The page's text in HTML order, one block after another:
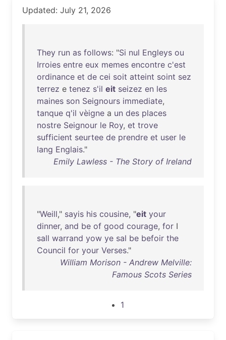
Updated: July 21, 2026
They run as follows: "Si nul Engleys ou
Irroies entre eux memes encontre c'est
ordinance et de cei soit atteint soint sez
terrez e tenez s'il eit seizez en les
maines son Seignours immediate,
tanque q'il vèigne a un des places
nostre Seignour le Roy, et trove
sufficient seurtee de prendre et user le
lang Englais."
Emily Lawless - The Story of Ireland
"Weill," sayis his cousine, "eit your
dinner, and be of good courage, for I
sall warrand yow ye sal be befoir the
Council for your Verses."
William Morison - Andrew Melville:
Famous Scots Series
1